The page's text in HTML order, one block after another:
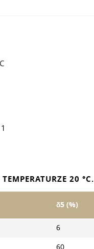
20 °C.
δ5 (%)
6
60